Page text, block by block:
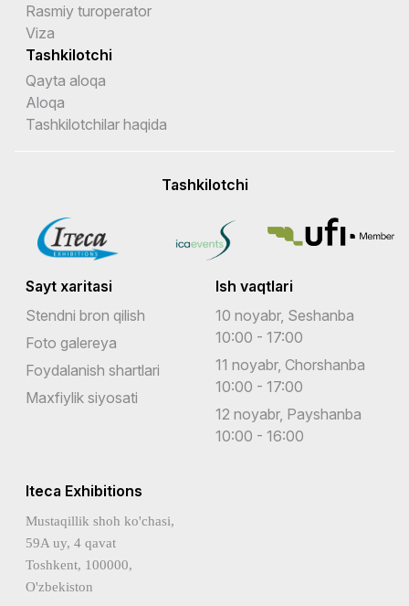
Rasmiy turoperator
Viza
Tashkilotchi
Qayta aloqa
Aloqa
Tashkilotchilar haqida
Tashkilotchi
Sayt xaritasi
Stendni bron qilish
Foto galereya
Foydalanish shartlari
Maxfiylik siyosati
Ish vaqtlari
10 noyabr, Seshanba
10:00 - 17:00
11 noyabr, Chorshanba
10:00 - 17:00
12 noyabr, Payshanba
10:00 - 16:00
Iteca Exhibitions
Mustaqillik shoh ko'chasi,
59A uy, 4 qavat
Toshkent, 100000,
O'zbekiston